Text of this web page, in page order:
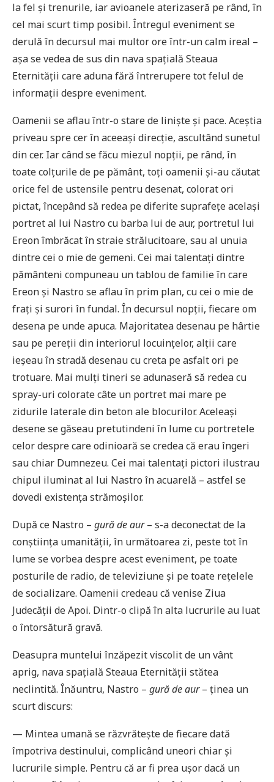
la fel și trenurile, iar avioanele aterizaseră pe rând, în
cel mai scurt timp posibil. Întregul eveniment se
derulă în decursul mai multor ore într-un calm ireal –
așa se vedea de sus din nava spațială Steaua
Eternității care aduna fără întrerupere tot felul de
informații despre eveniment.
Oamenii se aflau într-o stare de liniște și pace. Aceștia
priveau spre cer în aceeași direcție, ascultând sunetul
din cer. Iar când se făcu miezul nopții, pe rând, în
toate colțurile de pe pământ, toți oamenii și-au căutat
orice fel de ustensile pentru desenat, colorat ori
pictat, începând să redea pe diferite suprafețe același
portret al lui Nastro cu barba lui de aur, portretul lui
Ereon îmbrăcat în straie strălucitoare, sau al unuia
dintre cei o mie de gemeni. Cei mai talentați dintre
pământeni compuneau un tablou de familie în care
Ereon și Nastro se aflau în prim plan, cu cei o mie de
frați și surori în fundal. În decursul nopții, fiecare om
desena pe unde apuca. Majoritatea desenau pe hârtie
sau pe pereții din interiorul locuințelor, alții care
ieșeau în stradă desenau cu creta pe asfalt ori pe
trotuare. Mai mulți tineri se adunaseră să redea cu
spray-uri colorate câte un portret mai mare pe
zidurile laterale din beton ale blocurilor. Aceleași
desene se găseau pretutindeni în lume cu portretele
celor despre care odinioară se credea că erau îngeri
sau chiar Dumnezeu. Cei mai talentați pictori ilustrau
chipul iluminat al lui Nastro în acuarelă – astfel se
dovedi existența strămoșilor.
După ce Nastro – gură de aur– s-a deconectat de la
conștiința umanității, în următoarea zi, peste tot în
lume se vorbea despre acest eveniment, pe toate
posturile de radio, de televiziune și pe toate rețelele
de socializare. Oamenii credeau că venise Ziua
Judecății de Apoi. Dintr-o clipă în alta lucrurile au luat
o întorsătură gravă.
Deasupra muntelui înzăpezit viscolit de un vânt
aprig, nava spațială Steaua Eternității stătea
neclintită. Înăuntru, Nastro – gură de aur– ținea un
scurt discurs:
— Mintea umană se răzvrătește de fiecare dată
împotriva destinului, complicând uneori chiar și
lucrurile simple. Pentru că ar fi prea ușor dacă un